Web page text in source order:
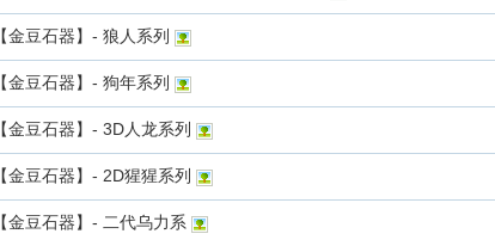
【金豆石器】- 狼人系列
【金豆石器】- 狗年系列
【金豆石器】- 3D人龙系列
【金豆石器】- 2D猩猩系列
【金豆石器】- 二代乌力系